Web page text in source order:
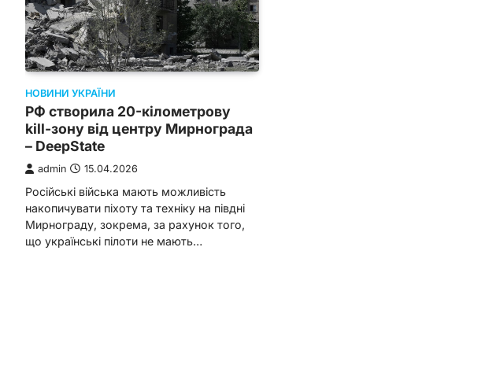
НОВИНИ УКРАЇНИ
РФ створила 20-кілометрову
kill-зону від центру Мирнограда
– DeepState
admin 15.04.2026
Російські війська мають можливість
накопичувати піхоту та техніку на півдні
Мирнограду, зокрема, за рахунок того,
що українські пілоти не мають…